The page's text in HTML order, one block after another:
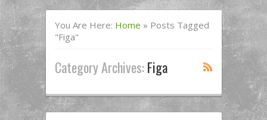
You Are Here: Home » Posts Tagged
"figa"
Category Archives:Figa